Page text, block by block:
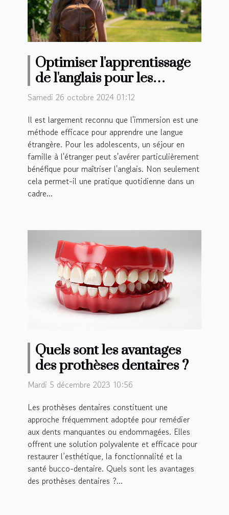
Optimiser l'apprentissage
de l'anglais pour les
adolescents avec un séjour
Samedi 26 octobre 2024 01:12
Il est largement reconnu que l'immersion est une
méthode efficace pour apprendre une langue
étrangère. Pour les adolescents, un séjour en
famille à l'étranger peut s'avérer particulièrement
bénéfique pour maîtriser l'anglais. Non seulement
cela permet-il une pratique quotidienne dans un
cadre...
Quels sont les avantages
des prothèses dentaires ?
Mardi 5 décembre 2023 10:56
Les prothèses dentaires constituent une
approche fréquemment adoptée pour remédier
aux dents manquantes ou endommagées. Elles
offrent une solution polyvalente et efficace pour
restaurer l’esthétique, la fonctionnalité et la
santé bucco-dentaire. Quels sont les avantages
des prothèses dentaires ?...